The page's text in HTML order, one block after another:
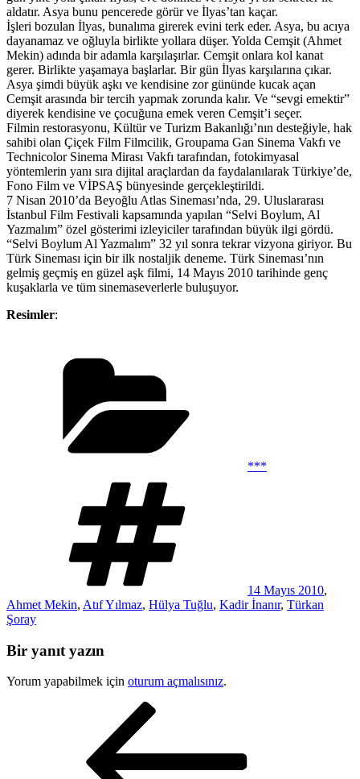
aldatır. Asya bunu pencerede görür ve İlyas’tan kaçar.
İşleri bozulan İlyas, bunalıma girerek evini terk eder. Asya, bu acıya
dayanamaz ve oğluyla birlikte yollara düşer. Yolda Cemşit (Ahmet
Mekin) adında bir adamla karşılaşırlar. Cemşit onlara kol kanat
gerer. Birlikte yaşamaya başlarlar. Bir gün İlyas karşılarına çıkar.
Asya şimdi büyük aşkı ve kendisine zor gününde kucak açan
Cemşit arasında bir tercih yapmak zorunda kalır. Ve “sevgi emektir”
diyerek kendisine ve çocuğuna emek veren Cemşit’i seçer.
Filmin restorasyonu, Kültür ve Turizm Bakanlığı’nın desteğiyle, hak
sahibi olan Çiçek Film Filmcilik, Groupama Gan Sinema Vakfı ve
Technicolor Sinema Mirası Vakfı tarafından, fotokimyasal
yöntemlerin yanı sıra dijital araçlardan da faydalanılarak Türkiye’de,
Fono Film ve VİPSAŞ bünyesinde gerçekleştirildi.
7 Nisan 2010’da Beyoğlu Atlas Sineması’nda, 29. Uluslararası
İstanbul Film Festivali kapsamında yapılan “Selvi Boylum, Al
Yazmalım” özel gösterimi izleyiciler tarafından büyük ilgi gördü.
“Selvi Boylum Al Yazmalım” 32 yıl sonra tekrar vizyona giriyor. Bu
Türk Sineması için bir ilk nostaljik deneme. Türk Sineması’nın
gelmiş geçmiş en güzel aşk filmi, 14 Mayıs 2010 tarihinde genç
kuşaklarla ve tüm sinemaseverlerle buluşuyor.
Resimler:
***
14 Mayıs 2010,
Ahmet Mekin, Atıf Yılmaz, Hülya Tuğlu, Kadir İnanır, Türkan
Şoray
Bir yanıt yazın
Yorum yapabilmek için oturum açmalısınız.